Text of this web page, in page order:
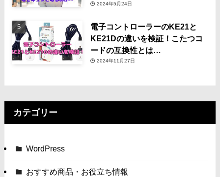
2024年5月24日
電子コントローラーのKE21と
KE21Dの違いを検証！こたつコ
ードの互換性とは…
2024年11月27日
カテゴリー
WordPress
おすすめ商品・お役立ち情報